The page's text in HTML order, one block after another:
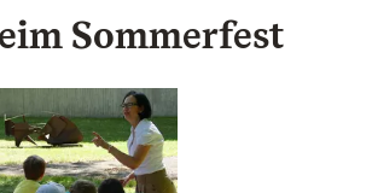
Sommerfest